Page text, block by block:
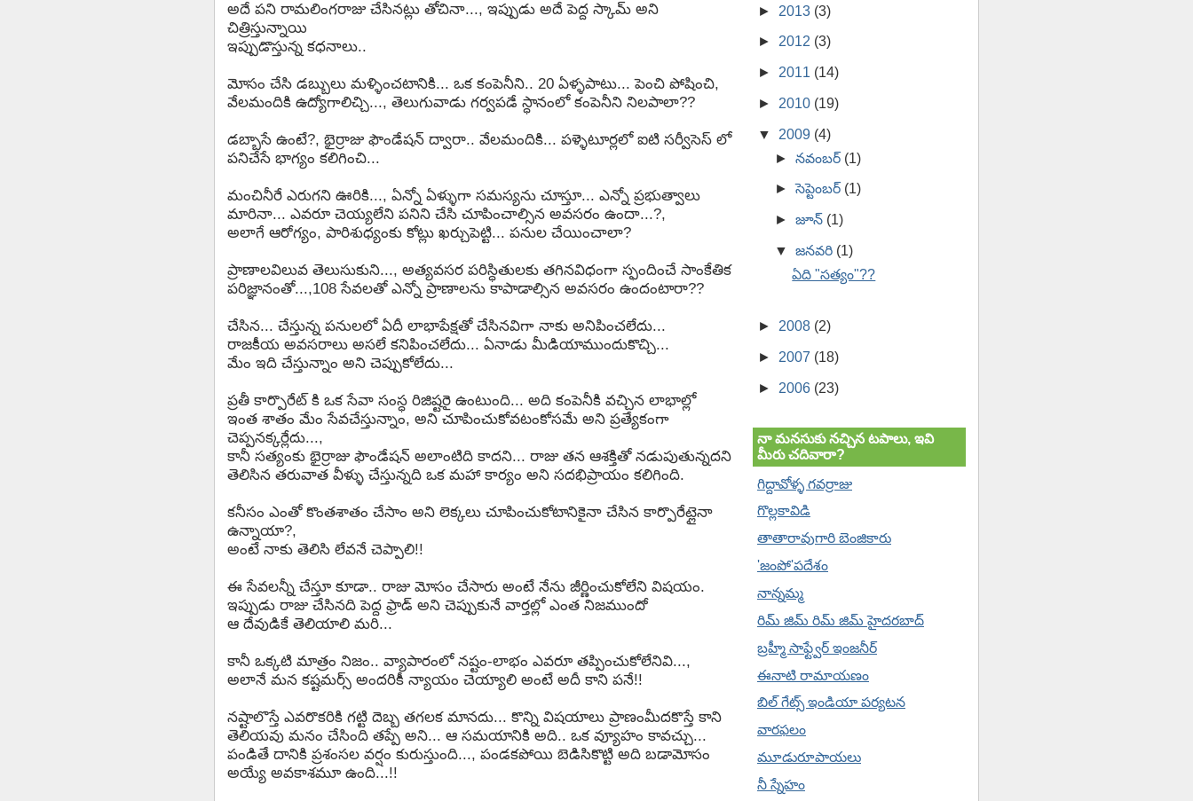
అదే పని రామలింగరాజు చేసినట్లు తోచినా..., ఇప్పుడు అదే పెద్ద స్కామ్ అని
చిత్రిస్తున్నాయి
ఇప్పుడొస్తున్న కధనాలు..
మోసం చేసి డబ్బులు మళ్ళించటానికి... ఒక కంపెనీని.. 20 ఏళ్ళపాటు... పెంచి పోషించి,
వేలమందికి ఉద్యోగాలిచ్చి..., తెలుగువాడు గర్వపడే స్ధానంలో కంపెనీని నిలపాలా??
డబ్బాసే ఉంటే?, భైర్రాజు ఫౌండేషన్ ద్వారా.. వేలమందికి... పళ్ళెటూర్లలో ఐటి సర్వీసెస్ లో
పనిచేసే భాగ్యం కలిగించి...
మంచినీరే ఎరుగని ఊరికి..., ఏన్నో ఏళ్ళుగా సమస్యను చూస్తూ... ఎన్నో ప్రభుత్వాలు
మారినా... ఎవరూ చెయ్యలేని పనిని చేసి చూపించాల్సిన అవసరం ఉందా...?,
అలాగే ఆరోగ్యం, పారిశుధ్యంకు కోట్లు ఖర్చుపెట్టి... పనుల చేయించాలా?
ప్రాణాలవిలువ తెలుసుకుని..., అత్యవసర పరిస్ధితులకు తగినవిధంగా స్ఫందించే సాంకేతిక
పరిజ్ఞానంతో...,108 సేవలతో ఎన్నో ప్రాణాలను కాపాడాల్సిన అవసరం ఉందంటారా??
చేసిన... చేస్తున్న పనులలో ఏదీ లాభాపేక్షతో చేసినవిగా నాకు అనిపించలేదు...
రాజకీయ అవసరాలు అసలే కనిపించలేదు... ఏనాడు మీడియాముందుకొచ్చి...
మేం ఇది చేస్తున్నాం అని చెప్పుకోలేదు...
ప్రతీ కార్పొరేట్ కి ఒక సేవా సంస్ధ రిజిష్టరై ఉంటుంది... అది కంపెనీకి వచ్చిన లాభాల్లో
ఇంత శాతం మేం సేవచేస్తున్నాం, అని చూపించుకోవటంకోసమే అని ప్రత్యేకంగా
చెప్పనక్కర్లేదు...,
కానీ సత్యంకు భైర్రాజు ఫౌండేషన్ అలాంటిది కాదని... రాజు తన ఆశక్తితో నడుపుతున్నదని
తెలిసిన తరువాత వీళ్ళు చేస్తున్నది ఒక మహా కార్యం అని సదభిప్రాయం కలిగింది.
కనీసం ఎంతో కొంతశాతం చేసాం అని లెక్కలు చూపించుకోటానికైనా చేసిన కార్పొరేట్లైనా
ఉన్నాయా?,
అంటే నాకు తెలిసి లేవనే చెప్పాలి!!
ఈ సేవలన్నీ చేస్తూ కూడా.. రాజు మోసం చేసారు అంటే నేను జీర్ణించుకోలేని విషయం.
ఇప్పుడు రాజు చేసినది పెద్ద ఫ్రాడ్ అని చెప్పుకునే వార్తల్లో ఎంత నిజముందో
ఆ దేవుడికే తెలియాలి మరి...
కానీ ఒక్కటి మాత్రం నిజం.. వ్యాపారంలో నష్టం-లాభం ఎవరూ తప్పించుకోలేనివి...,
అలానే మన కష్టమర్స్ అందరికీ న్యాయం చెయ్యాలి అంటే అదీ కాని పనే!!
నష్టాలొస్తే ఎవరొకరికి గట్టి దెబ్బ తగలక మానదు... కొన్ని విషయాలు ప్రాణంమీదకొస్తే కాని
తెలియవు మనం చేసింది తప్పే అని... ఆ సమయానికి అది.. ఒక వ్యూహం కావచ్చు...
పండితే దానికి ప్రశంసల వర్షం కురుస్తుంది..., పండకపోయి బెడిసికొట్టి అది బడామోసం
అయ్యే అవకాశమూ ఉంది...!!
► 2013 (3)
► 2012 (3)
► 2011 (14)
► 2010 (19)
▼ 2009 (4)
► నవంబర్ (1)
►సెప్టెంబర్ (1)
► జూన్ (1)
▼ జనవరి (1)
ఏది "సత్యం"??
► 2008 (2)
► 2007 (18)
► 2006 (23)
నా మనసుకు నచ్చిన టపాలు, ఇవి
మీరు చదివారా?
గిద్దావోళ్ళ గవర్రాజు
గొల్లకావిడి
తాతారావుగారి బెంజికారు
'జంపో'పదేశం
నాన్నమ్మ
రిమ్ జిమ్ రిమ్ జిమ్ హైదరబాద్
బ్రహ్మీ సాఫ్ట్వేర్ ఇంజనీర్
ఈనాటి రామాయణం
బిల్ గేట్స్ ఇండియా పర్యటన
వారఫలం
మూడురూపాయలు
నీ స్నేహం